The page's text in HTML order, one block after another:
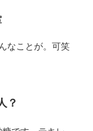
なことが。可笑
？